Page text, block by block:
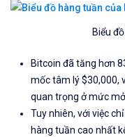
Biểu
Bitcoin đã tăng hơn
mốc tâm lý $30,000,
quan trọng ở mức
Tuy nhiên, với việc
hàng tuần cao nhất